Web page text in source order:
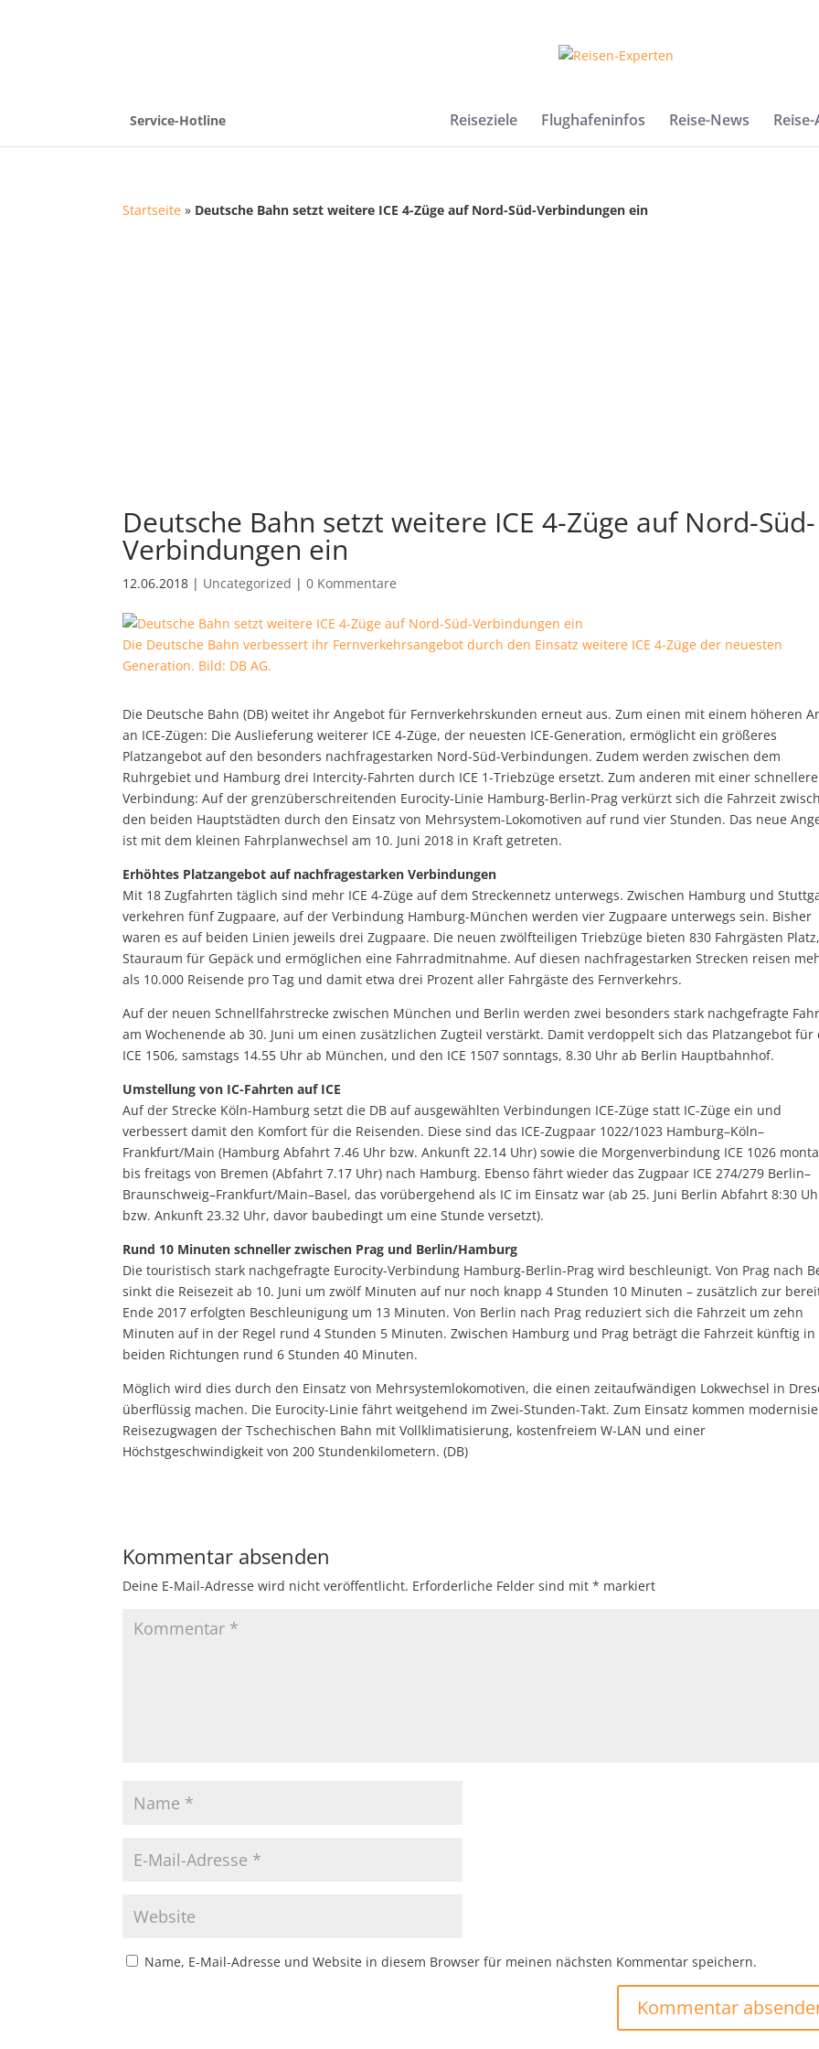
Service-Hotline Reiseziele Flughafeninfos Reise-News
Startseite » Deutsche Bahn setzt weitere ICE 4-Züge auf Nord-Süd-Verbindungen ein
Deutsche Bahn setzt weitere ICE 4-Züge auf Nord-Süd-
Verbindungen ein
12.06.2018 | Uncategorized |0 Kommentare
Die Deutsche Bahn verbessert ihr Fernverkehrsangebot durch den Einsatz weitere ICE 4-Züge der neuesten
Generation. Bild: DB AG.
Die Deutsche Bahn (DB) weitet ihr Angebot für Fernverkehrskunden erneut aus. Zum einen mit einem höheren
an ICE-Zügen: Die Auslieferung weiterer ICE 4-Züge, der neuesten ICE-Generation, ermöglicht ein größeres
Platzangebot auf den besonders nachfragestarken Nord-Süd-Verbindungen. Zudem werden zwischen dem
Ruhrgebiet und Hamburg drei Intercity-Fahrten durch ICE 1-Triebzüge ersetzt. Zum anderen mit einer
Verbindung: Auf der grenzüberschreitenden Eurocity-Linie Hamburg-Berlin-Prag verkürzt sich die Fahrzeit
den beiden Hauptstädten durch den Einsatz von Mehrsystem-Lokomotiven auf rund vier Stunden. Das neue
ist mit dem kleinen Fahrplanwechsel am 10. Juni 2018 in Kraft getreten.
Erhöhtes Platzangebot auf nachfragestarken Verbindungen
Mit 18 Zugfahrten täglich sind mehr ICE 4-Züge auf dem Streckennetz unterwegs. Zwischen Hamburg und
verkehren fünf Zugpaare, auf der Verbindung Hamburg-München werden vier Zugpaare unterwegs sein. Bisher
waren es auf beiden Linien jeweils drei Zugpaare. Die neuen zwölfteiligen Triebzüge bieten 830 Fahrgästen
Stauraum für Gepäck und ermöglichen eine Fahrradmitnahme. Auf diesen nachfragestarken Strecken reisen
als 10.000 Reisende pro Tag und damit etwa drei Prozent aller Fahrgäste des Fernverkehrs.
Auf der neuen Schnellfahrstrecke zwischen München und Berlin werden zwei besonders stark nachgefragte
am Wochenende ab 30. Juni um einen zusätzlichen Zugteil verstärkt. Damit verdoppelt sich das Platzangebot für
ICE 1506, samstags 14.55 Uhr ab München, und den ICE 1507 sonntags, 8.30 Uhr ab Berlin Hauptbahnhof.
Umstellung von IC-Fahrten auf ICE
Auf der Strecke Köln-Hamburg setzt die DB auf ausgewählten Verbindungen ICE-Züge statt IC-Züge ein und
verbessert damit den Komfort für die Reisenden. Diese sind das ICE-Zugpaar 1022/1023 Hamburg–Köln–
Frankfurt/Main (Hamburg Abfahrt 7.46 Uhr bzw. Ankunft 22.14 Uhr) sowie die Morgenverbindung ICE 1026
bis freitags von Bremen (Abfahrt 7.17 Uhr) nach Hamburg. Ebenso fährt wieder das Zugpaar ICE 274/279 Berlin–
Braunschweig–Frankfurt/Main–Basel, das vorübergehend als IC im Einsatz war (ab 25. Juni Berlin Abfahrt 8:30
bzw. Ankunft 23.32 Uhr, davor baubedingt um eine Stunde versetzt).
Rund 10 Minuten schneller zwischen Prag und Berlin/Hamburg
Die touristisch stark nachgefragte Eurocity-Verbindung Hamburg-Berlin-Prag wird beschleunigt. Von Prag nach
sinkt die Reisezeit ab 10. Juni um zwölf Minuten auf nur noch knapp 4 Stunden 10 Minuten – zusätzlich zur
Ende 2017 erfolgten Beschleunigung um 13 Minuten. Von Berlin nach Prag reduziert sich die Fahrzeit um zehn
Minuten auf in der Regel rund 4 Stunden 5 Minuten. Zwischen Hamburg und Prag beträgt die Fahrzeit künftig in
beiden Richtungen rund 6 Stunden 40 Minuten.
Möglich wird dies durch den Einsatz von Mehrsystemlokomotiven, die einen zeitaufwändigen Lokwechsel in
überflüssig machen. Die Eurocity-Linie fährt weitgehend im Zwei-Stunden-Takt. Zum Einsatz kommen
Reisezugwagen der Tschechischen Bahn mit Vollklimatisierung, kostenfreiem W-LAN und einer
Höchstgeschwindigkeit von 200 Stundenkilometern. (DB)
Kommentar absenden
Deine E-Mail-Adresse wird nicht veröffentlicht. Erforderliche Felder sind mit* markiert
Name, E-Mail-Adresse und Website in diesem Browser für meinen nächsten Kommentar speichern.